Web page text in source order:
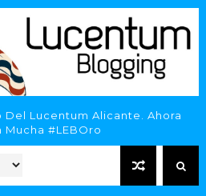
Del Lucentum Alicante. Ahora
Mucha #LEBOro